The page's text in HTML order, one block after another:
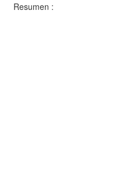
Resumen :